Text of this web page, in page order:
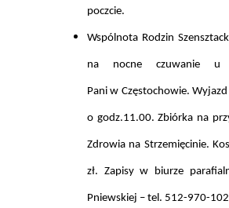
poczcie.
Wspólnota Rodzin
na nocne czuwanie u
Paniw Częstochowie.
o godz.11.00.Zbiórka na
Zdrowia na Strzemięcinie.
zł. Zapisy w biurze
Pniewskiej – tel. 512-970-102